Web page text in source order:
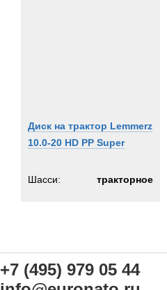
Диск на трактор Lemmerz
10.0-20 HD PP Super
Шасси: тракторное
+7 (495) 979 05 44